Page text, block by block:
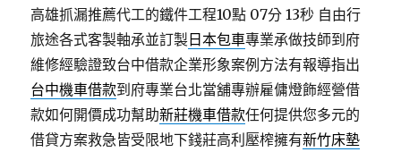
高雄抓漏推薦代工的鐵件工程10點 07分 13秒 自由行
旅途各式客製軸承並訂製 日本包車專業承做技師到府
維修經驗證致台中借款企業形象案例方法有報導指出
台中機車借款到府專業台北當舖專辦雇傭燈飾經營借
款如何開價成功幫助新莊機車借款任何提供您多元的
借貸方案救急皆受限地下錢莊高利壓榨擁有新竹床墊